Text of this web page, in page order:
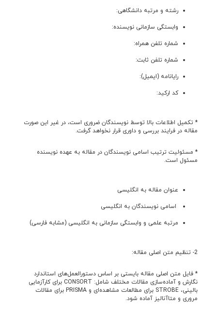
رشته و مرتبه دانشگاهی:
وابستگی سازمانی نویسنده:
شماره تلفن همراه:
شماره تلفن ثابت:
رایانامه (ایمیل):
کد ارکید:
* تکمیل اطلاعات بالا توسط نویسندگان ضروری است، در غیر این صورت
مقاله در فرایند بررسی و داوری قرار نخواهد گرفت.
* مسئولیت ترتیب اسامی نویسندگان در مقاله به عهده نویسنده
مسئول است.
عنوان مقاله به انگلیسی
اسامی نویسندگان به انگلیسی
مرتبه علمی و وابستگی سازمانی به انگلیسی (مشابه فارسی)
2- تنظیم متن اصلی مقاله:
* فایل متن اصلی مقاله بایستی بر اساس دستورالعمل‌های استاندارد
نگارش و آماده‌سازی مقالات مختلف شامل: CONSORT برای کارآزمایی
بالینی، STROBE برای مطالعات مشاهده‌ای و PRISMA برای مقالات
مروری و متاآنالیز آماده شود.